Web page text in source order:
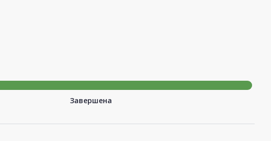
Завершена